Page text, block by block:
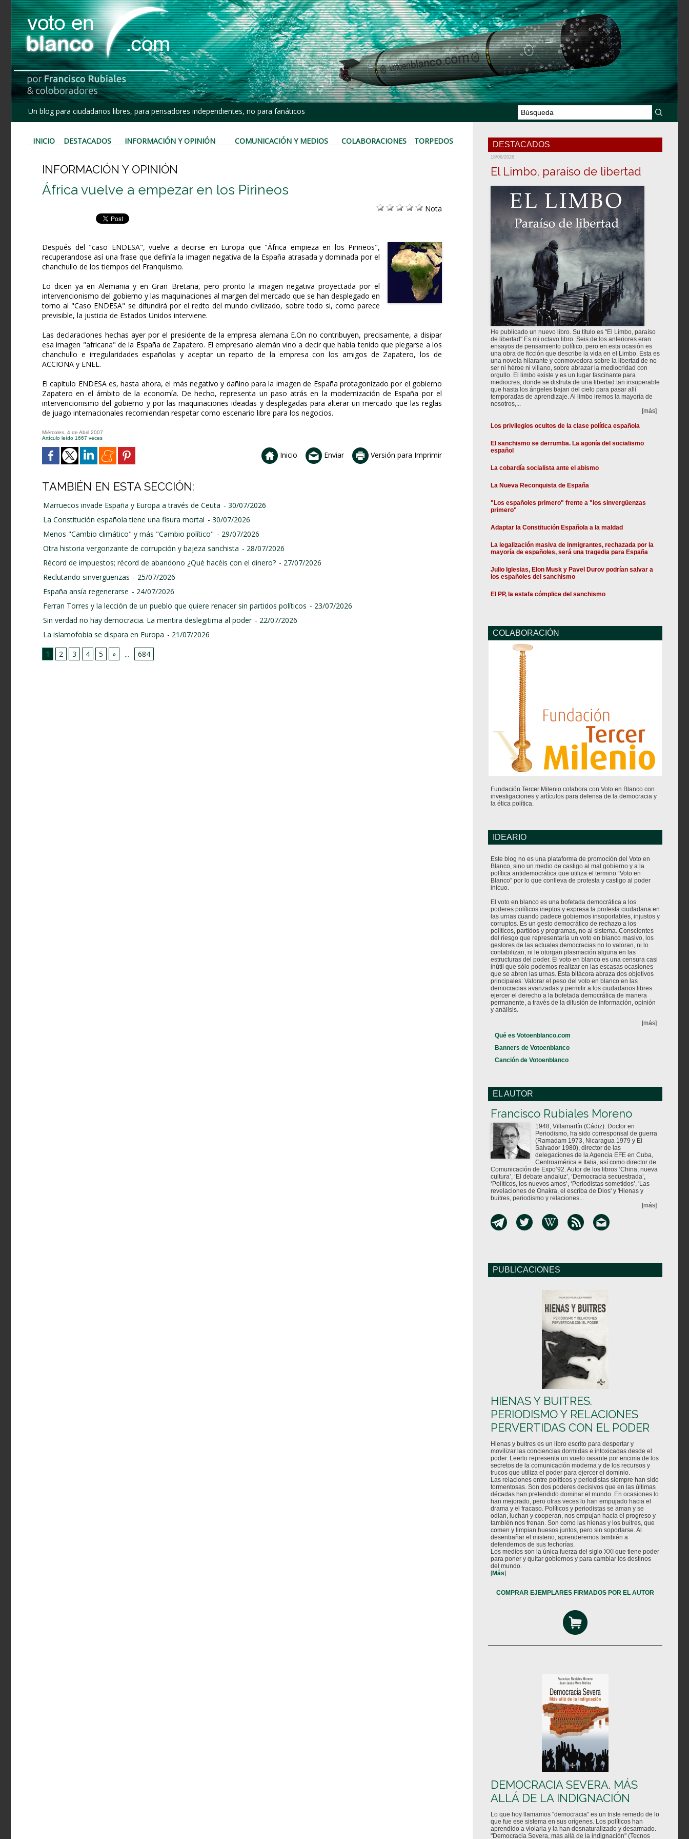
Un blog para ciudadanos libres, para pensadores independientes, no para fanáticos
INICIO DESTACADOS INFORMACIÓN Y OPINIÓN COMUNICACIÓN Y MEDIOS COLABORACIONES TORPEDOS
INFORMACIÓN Y OPINIÓN
África vuelve a empezar en los Pirineos
Nota
Después del "caso ENDESA", vuelve a decirse en Europa que "África empieza en los Pirineos",
recuperandose así una frase que definía la imagen negativa de la España atrasada y dominada por el
chanchullo de los tiempos del Franquismo.
Lo dicen ya en Alemania y en Gran Bretaña, pero pronto la imagen negativa proyectada por el
intervencionismo del gobierno y las maquinaciones al margen del mercado que se han desplegado en
torno al "Caso ENDESA" se difundirá por el redto del mundo civilizado, sobre todo si, como parece
previsible, la justicia de Estados Unidos interviene.
Las declaraciones hechas ayer por el presidente de la empresa alemana E.On no contribuyen, precisamente, a disipar
esa imagen "africana" de la España de Zapatero. El empresario alemán vino a decir que había tenido que plegarse a los
chanchullo e irregularidades españolas y aceptar un reparto de la empresa con los amigos de Zapatero, los de
ACCIONA y ENEL.
El capítulo ENDESA es, hasta ahora, el más negativo y dañino para la imagen de España protagonizado por el gobierno
Zapatero en el ámbito de la economía. De hecho, representa un paso atrás en la modernización de España por el
intervencionismo del gobierno y por las maquinaciones ideadas y desplegadas para alterar un mercado que las reglas
de juago internacionales recomiendan respetar como escenario libre para los negocios.
Miércoles, 4 de Abril 2007
Artículo leído 1667 veces
Inicio Enviar Versión para Imprimir
TAMBIÉN EN ESTA SECCIÓN:
Marruecos invade España y Europa a través de Ceuta - 30/07/2026
La Constitución española tiene una fisura mortal - 30/07/2026
Menos "Cambio climático" y más "Cambio político" - 29/07/2026
Otra historia vergonzante de corrupción y bajeza sanchista - 28/07/2026
Récord de impuestos; récord de abandono ¿Qué hacéis con el dinero? - 27/07/2026
Reclutando sinvergüenzas - 25/07/2026
España ansía regenerarse - 24/07/2026
Ferran Torres y la lección de un pueblo que quiere renacer sin partidos políticos - 23/07/2026
Sin verdad no hay democracia. La mentira deslegitima al poder - 22/07/2026
La islamofobia se dispara en Europa - 21/07/2026
1
2 3 4 5 » ... 684
DESTACADOS
18/06/2026
El Limbo, paraíso de libertad
He publicado un nuevo libro. Su título es "El Limbo, paraíso
de libertad" Es mi octavo libro. Seis de los anteriores eran
ensayos de pensamiento político, pero en esta ocasión es
una obra de ficción que describe la vida en el Limbo. Esta es
una novela hilarante y conmovedora sobre la libertad de no
ser ni héroe ni villano, sobre abrazar la mediocridad con
orgullo. El limbo existe y es un lugar fascinante para
mediocres, donde se disfruta de una libertad tan insuperable
que hasta los ángeles bajan del cielo para pasar allí
temporadas de aprendizaje. Al limbo iremos la mayoría de
nosotros,...
[más]
Los privilegios ocultos de la clase política española
El sanchismo se derrumba. La agonía del socialismo
español
La cobardía socialista ante el abismo
La Nueva Reconquista de España
"Los españoles primero" frente a "los sinvergüenzas
primero"
Adaptar la Constitución Española a la maldad
La legalización masiva de inmigrantes, rechazada por la
mayoría de españoles, será una tragedia para España
Julio Iglesias, Elon Musk y Pavel Durov podrían salvar a
los españoles del sanchismo
El PP, la estafa cómplice del sanchismo
COLABORACIÓN
Fundación Tercer Milenio colabora con Voto en Blanco con
investigaciones y artículos para defensa de la democracia y
la ética política.
IDEARIO
Este blog no es una plataforma de promoción del Voto en
Blanco, sino un medio de castigo al mal gobierno y a la
política antidemocrática que utiliza el termino “Voto en
Blanco” por lo que conlleva de protesta y castigo al poder
inicuo.
El voto en blanco es una bofetada democrática a los
poderes políticos ineptos y expresa la protesta ciudadana en
las urnas cuando padece gobiernos insoportables, injustos y
corruptos. Es un gesto democrático de rechazo a los
políticos, partidos y programas, no al sistema. Conscientes
del riesgo que representaría un voto en blanco masivo, los
gestores de las actuales democracias no lo valoran, ni lo
contabilizan, ni le otorgan plasmación alguna en las
estructuras del poder. El voto en blanco es una censura casi
inútil que sólo podemos realizar en las escasas ocasiones
que se abren las urnas. Esta bitácora abraza dos objetivos
principales: Valorar el peso del voto en blanco en las
democracias avanzadas y permitir a los ciudadanos libres
ejercer el derecho a la bofetada democrática de manera
permanente, a través de la difusión de información, opinión
y análisis.
[más]
Qué es Votoenblanco.com
Banners de Votoenblanco
Canción de Votoenblanco
EL AUTOR
Francisco Rubiales Moreno
1948, Villamartín (Cádiz). Doctor en
Periodismo, ha sido corresponsal de guerra
(Ramadam 1973, Nicaragua 1979 y El
Salvador 1980), director de las
delegaciones de la Agencia EFE en Cuba,
Centroamérica e Italia, así como director de
Comunicación de Expo’92. Autor de los libros ‘China, nueva
cultura’, ‘El debate andaluz’, ‘Democracia secuestrada’,
‘Políticos, los nuevos amos’, ‘Periodistas sometidos’, 'Las
revelaciones de Onakra, el escriba de Dios' y 'Hienas y
buitres, periodismo y relaciones...
[más]
PUBLICACIONES
HIENAS Y BUITRES.
PERIODISMO Y RELACIONES
PERVERTIDAS CON EL PODER
Hienas y buitres es un libro escrito para despertar y
movilizar las conciencias dormidas e intoxicadas desde el
poder. Leerlo representa un vuelo rasante por encima de los
secretos de la comunicación moderna y de los recursos y
trucos que utiliza el poder para ejercer el dominio.
Las relaciones entre políticos y periodistas siempre han sido
tormentosas. Son dos poderes decisivos que en las últimas
décadas han pretendido dominar el mundo. En ocasiones lo
han mejorado, pero otras veces lo han empujado hacia el
drama y el fracaso. Políticos y periodistas se aman y se
odian, luchan y cooperan, nos empujan hacia el progreso y
también nos frenan. Son como las hienas y los buitres, que
comen y limpian huesos juntos, pero sin soportarse. Al
desentrañar el misterio, aprenderemos también a
defendernos de sus fechorías.
Los medios son la única fuerza del siglo XXI que tiene poder
para poner y quitar gobiernos y para cambiar los destinos
del mundo.
[Más]
COMPRAR EJEMPLARES FIRMADOS POR EL AUTOR
DEMOCRACIA SEVERA. MÁS
ALLÁ DE LA INDIGNACIÓN
Lo que hoy llamamos "democracia" es un triste remedo de lo
que fue ese sistema en sus orígenes. Los políticos han
aprendido a violarla y la han desnaturalizado y desarmado.
"Democracia Severa, mas allá de la indignación" (Tecnos